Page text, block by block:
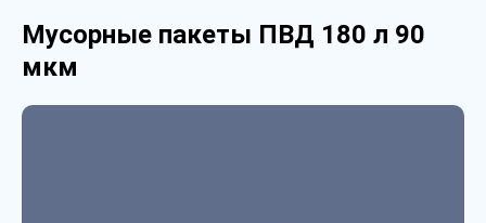
Мусорные пакеты ПВД 180 л 90
мкм